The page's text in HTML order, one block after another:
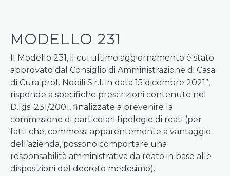
MODELLO 231
Il Modello 231, il cui ultimo aggiornamento è stato
approvato dal Consiglio di Amministrazione di Casa
di Cura prof. Nobili S.r.l. in data 15 dicembre 2021”,
risponde a specifiche prescrizioni contenute nel
D.lgs. 231/2001, finalizzate a prevenire la
commissione di particolari tipologie di reati (per
fatti che, commessi apparentemente a vantaggio
dell’azienda, possono comportare una
responsabilità amministrativa da reato in base alle
disposizioni del decreto medesimo).